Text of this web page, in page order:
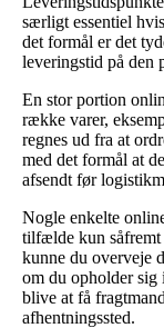
særligt essentiel
det formål er det
leveringstid på den
En stor portion
række varer,
regnes ud fra at
med det formål at
afsendt før
Nogle enkelte
tilfælde kun
kunne du overveje
om du opholder
blive at få
afhentningssted.